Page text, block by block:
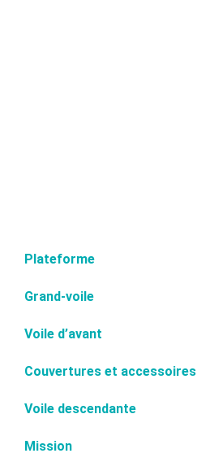
Plateforme
Grand-voile
Voile d’avant
Couvertures et accessoires
Voile descendante
Mission